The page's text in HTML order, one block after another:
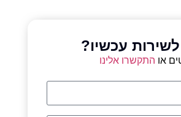
עכשיו?
או התקשרו אלינו